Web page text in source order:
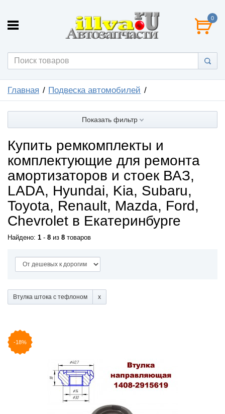
0
Главная Подвеска автомобилей
Показать фильтр
Купить ремкомплекты и
комплектующие для ремонта
амортизаторов и стоек ВАЗ,
LADA, Hyundai, Kia, Subaru,
Toyota, Renault, Mazda, Ford,
Chevrolet в Екатеринбурге
Найдено: 1 - 8 из 8 товаров
Втулка штока с тефлоном
-18%